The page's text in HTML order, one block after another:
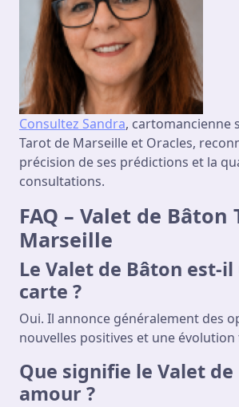
Consultez Sandra, cartomancienne
Tarot de Marseille et Oracles,
précision de ses prédictions et la
consultations.
FAQ – Valet de Bâton
Marseille
Le Valet de Bâton est-
carte ?
Oui. Il annonce généralement des
nouvelles positives et une évolution
Que signifie le Valet
amour ?